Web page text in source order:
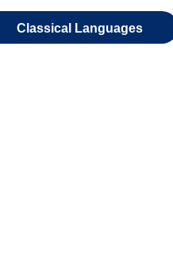
Classical Languages